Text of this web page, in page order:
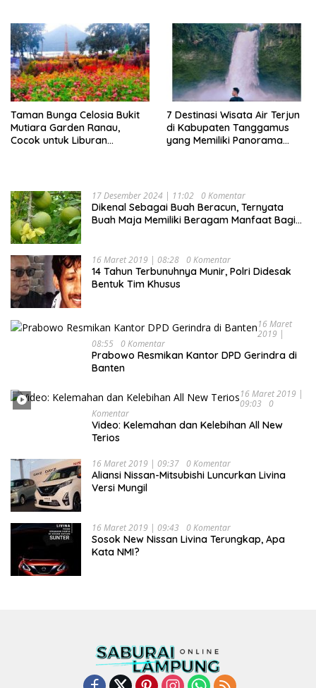
Taman Bunga Celosia Bukit
Mutiara Garden Ranau,
Cocok untuk Liburan
7 Destinasi Wisata Air Terjun
di Kabupaten Tanggamus
yang Memiliki Panorama
17 Desember 2024 | 11:02 0 Komentar
Dikenal Sebagai Buah Beracun, Ternyata
Buah Maja Memiliki Beragam Manfaat Bagi
16 Maret 2019 | 08:28 0 Komentar
14 Tahun Terbunuhnya Munir, Polri Didesak
Bentuk Tim Khusus
16 Maret
2019 |
08:55 0 Komentar
Prabowo Resmikan Kantor DPD Gerindra di
Banten
16 Maret 2019 |
09:03
0
Komentar
Video: Kelemahan dan Kelebihan All New
Terios
16 Maret 2019 | 09:37 0 Komentar
Aliansi Nissan-Mitsubishi Luncurkan Livina
Versi Mungil
16 Maret 2019 | 09:43 0 Komentar
Sosok New Nissan Livina Terungkap, Apa
Kata NMI?